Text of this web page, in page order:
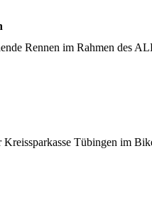
Rennen im Rahmen des
Tübingen im